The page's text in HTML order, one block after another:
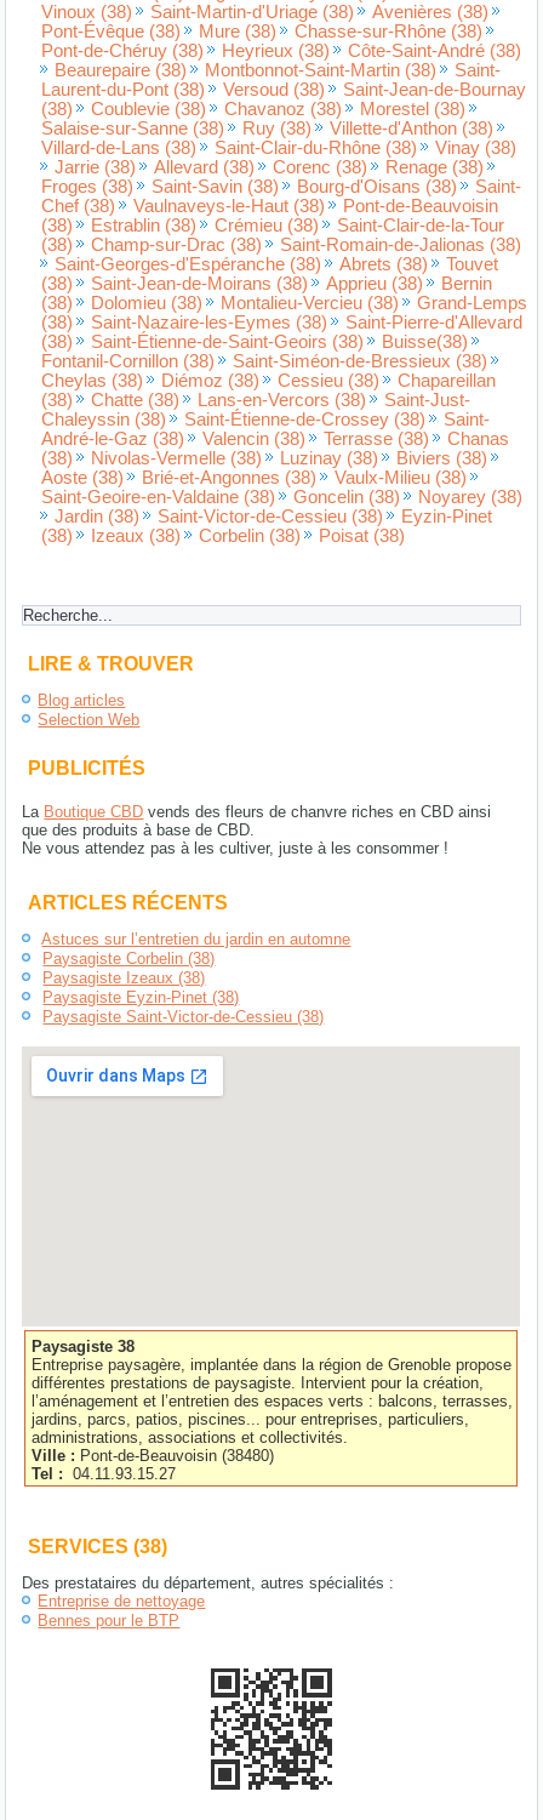
Vinoux (38)
Saint-Martin-d'Uriage (38)
Avenières (38)
Pont-Évêque (38)
Mure (38)
Chasse-sur-Rhône (38)
Pont-de-Chéruy (38)
Heyrieux (38)
Côte-Saint-André (38)
Beaurepaire (38)
Montbonnot-Saint-Martin (38)
Saint-
Laurent-du-Pont (38)
Versoud (38)
Saint-Jean-de-Bournay
(38)
Coublevie (38) Chavanoz (38)
Morestel (38)
Salaise-sur-Sanne (38)
Ruy (38)
Villette-d'Anthon (38)
Villard-de-Lans (38)
Saint-Clair-du-Rhône (38)
Vinay (38)
Jarrie (38)
Allevard (38) Corenc (38)
Renage (38)
Froges (38)
Saint-Savin (38) Bourg-d'Oisans (38)
Saint-
Chef (38)
Vaulnaveys-le-Haut (38)
Pont-de-Beauvoisin
(38)
Estrablin (38) Crémieu (38)
Saint-Clair-de-la-Tour
(38)
Champ-sur-Drac (38)
Saint-Romain-de-Jalionas (38)
Saint-Georges-d'Espéranche (38)
Abrets (38)
Touvet
(38)
Saint-Jean-de-Moirans (38) Apprieu (38)
Bernin
(38)
Dolomieu (38) Montalieu-Vercieu (38)
Grand-Lemps
(38)
Saint-Nazaire-les-Eymes (38)
Saint-Pierre-d'Allevard
(38)
Saint-Étienne-de-Saint-Geoirs (38)
Buisse(38)
Fontanil-Cornillon (38)
Saint-Siméon-de-Bressieux (38)
Cheylas (38)
Diémoz (38) Cessieu (38)
Chapareillan
(38)
Chatte (38) Lans-en-Vercors (38)
Saint-Just-
Chaleyssin (38)
Saint-Étienne-de-Crossey (38)
Saint-
André-le-Gaz (38)
Valencin (38) Terrasse (38)
Chanas
(38)
Nivolas-Vermelle (38) Luzinay (38)
Biviers (38)
Aoste (38)
Brié-et-Angonnes (38)
Vaulx-Milieu (38)
Saint-Geoire-en-Valdaine (38)
Goncelin (38)
Noyarey (38)
Jardin (38)
Saint-Victor-de-Cessieu (38)
Eyzin-Pinet
(38)
Izeaux (38) Corbelin (38) Poisat (38)
LIRE & TROUVER
Blog articles
Selection Web
PUBLICITÉS
La Boutique CBD vends des fleurs de chanvre riches en CBD ainsi
que des produits à base de CBD.
Ne vous attendez pas à les cultiver, juste à les consommer !
ARTICLES RÉCENTS
Astuces sur l’entretien du jardin en automne
Paysagiste Corbelin (38)
Paysagiste Izeaux (38)
Paysagiste Eyzin-Pinet (38)
Paysagiste Saint-Victor-de-Cessieu (38)
Paysagiste 38
Entreprise paysagère, implantée dans la région de Grenoble propose
différentes prestations de paysagiste. Intervient pour la création,
l’aménagement et l’entretien des espaces verts : balcons, terrasses,
jardins, parcs, patios, piscines... pour entreprises, particuliers,
administrations, associations et collectivités.
Ville : Pont-de-Beauvoisin(38480)
Tel :
04.11.93.15.27
SERVICES (38)
Des prestataires du département, autres spécialités :
Entreprise de nettoyage
Bennes pour le BTP